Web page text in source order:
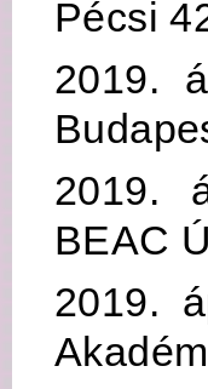
Pécsi
2019.
2019.
BEAC
2019.